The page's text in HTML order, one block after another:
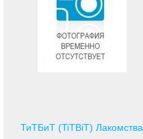
ТиТБиТ (TiTBiT) Лакомства